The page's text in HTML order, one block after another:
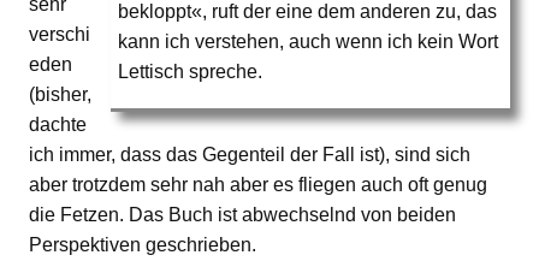
bekloppt«, ruft der eine dem anderen zu, das
kann ich verstehen, auch wenn ich kein Wort
Lettisch spreche.
sehr
verschi
eden
(bisher,
dachte
ich immer, dass das Gegenteil der Fall ist), sind sich
aber trotzdem sehr nah aber es fliegen auch oft genug
die Fetzen. Das Buch ist abwechselnd von beiden
Perspektiven geschrieben.